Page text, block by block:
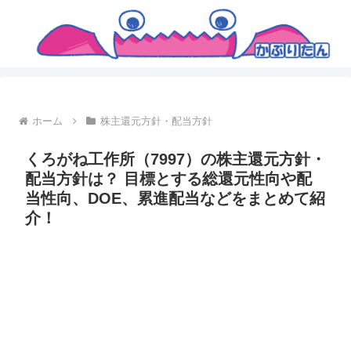
ホーム 株主還元方針・配当方針
くろがね工作所（7997）の株主還元方針・
配当方針は？ 目標とする総還元性向や配
当性向、DOE、累進配当などをまとめて紹
介！